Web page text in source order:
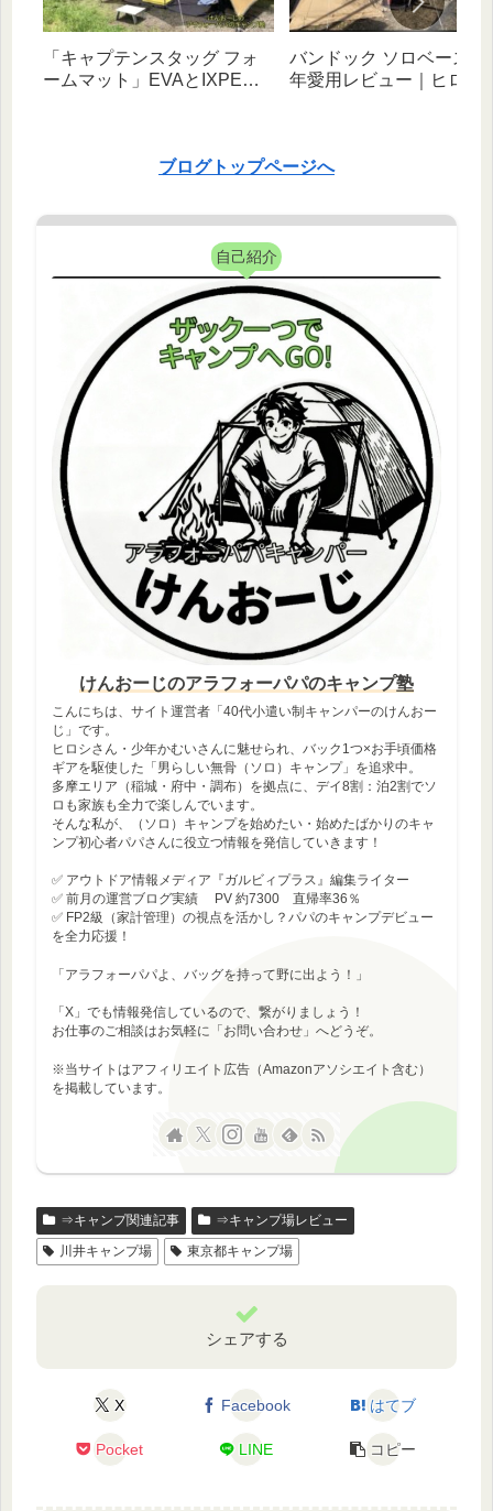
「キャプテンスタッグ フォ
ームマット」EVAとIXPEタ
バンドック ソロベース
年愛用レビュー｜ヒロシ
ブログトップページへ
自己紹介
けんおーじのアラフォーパパのキャンプ塾
こんにちは、サイト運営者「40代小遣い制キャンパーのけんおー
じ」です。
ヒロシさん・少年かむいさんに魅せられ、バック1つ×お手頃価格
ギアを駆使した「男らしい無骨（ソロ）キャンプ」を追求中。
多摩エリア（稲城・府中・調布）を拠点に、デイ8割：泊2割でソ
ロも家族も全力で楽しんでいます。
そんな私が、（ソロ）キャンプを始めたい・始めたばかりのキャ
ンプ初心者パパさんに役立つ情報を発信していきます！
✅ アウトドア情報メディア『ガルビィプラス』編集ライター
✅ 前月の運営ブログ実績 PV 約7300 直帰率36％
✅ FP2級（家計管理）の視点を活かし？パパのキャンプデビュー
を全力応援！
「アラフォーパパよ、バッグを持って野に出よう！」
「X」でも情報発信しているので、繋がりましょう！
お仕事のご相談はお気軽に「お問い合わせ」へどうぞ。
※当サイトはアフィリエイト広告（Amazonアソシエイト含む）
を掲載しています。
⇒キャンプ関連記事
⇒キャンプ場レビュー
川井キャンプ場
東京都キャンプ場
シェアする
X Facebook はてブ
Pocket LINE コピー